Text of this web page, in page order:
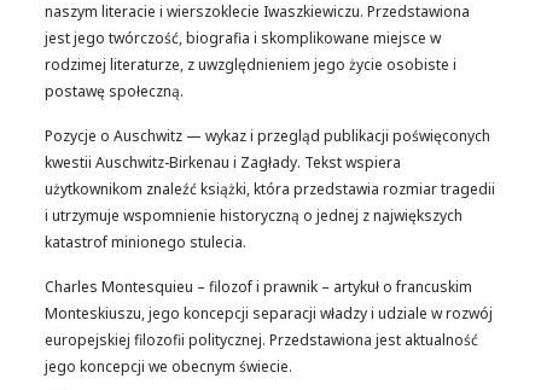
naszym literacie i wierszoklecie Iwaszkiewiczu. Przedstawiona
jest jego twórczość, biografia i skomplikowane miejsce w
rodzimej literaturze, z uwzględnieniem jego życie osobiste i
postawę społeczną.
Pozycje o Auschwitz — wykaz i przegląd publikacji poświęconych
kwestii Auschwitz-Birkenau i Zagłady. Tekst wspiera
użytkownikom znaleźć książki, która przedstawia rozmiar tragedii
i utrzymuje wspomnienie historyczną o jednej z największych
katastrof minionego stulecia.
Charles Montesquieu – filozof i prawnik – artykuł o francuskim
Monteskiuszu, jego koncepcji separacji władzy i udziale w rozwój
europejskiej filozofii politycznej. Przedstawiona jest aktualność
jego koncepcji we obecnym świecie.